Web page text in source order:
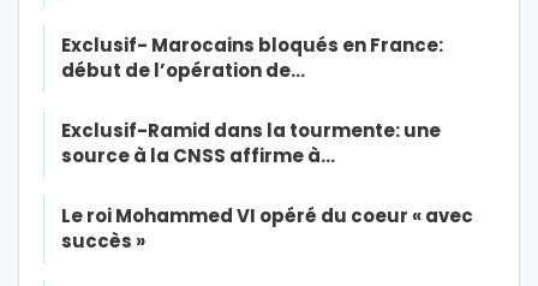
Exclusif- Marocains bloqués en France:
début de l’opération de…
Exclusif-Ramid dans la tourmente: une
source à la CNSS affirme à…
Le roi Mohammed VI opéré du coeur « avec
succès »